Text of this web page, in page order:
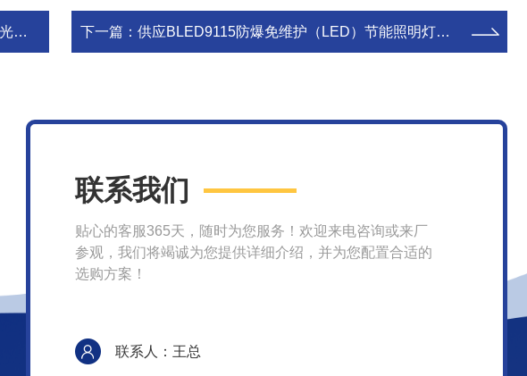
灯 下一篇： 供应BLED9115防爆免维护（LED）节能照明灯，矿用LED防爆灯
联系我们
贴心的客服365天，随时为您服务！欢迎来电咨询或来厂
参观，我们将竭诚为您提供详细介绍，并为您配置合适的
选购方案！
联系人：王总